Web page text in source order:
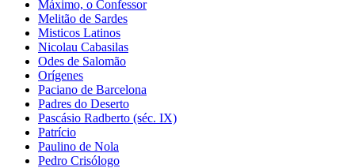
Máximo, o Confessor
Melitão de Sardes
Misticos Latinos
Nicolau Cabasilas
Odes de Salomão
Orígenes
Paciano de Barcelona
Padres do Deserto
Pascásio Radberto (séc. IX)
Patrício
Paulino de Nola
Pedro Crisólogo